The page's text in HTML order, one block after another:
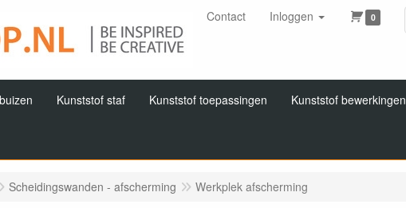
Contact Inloggen 0
Kunststof staf Kunststof toepassingen Kunststof bewerkingen
Scheidingswanden - afscherming Werkplek afscherming